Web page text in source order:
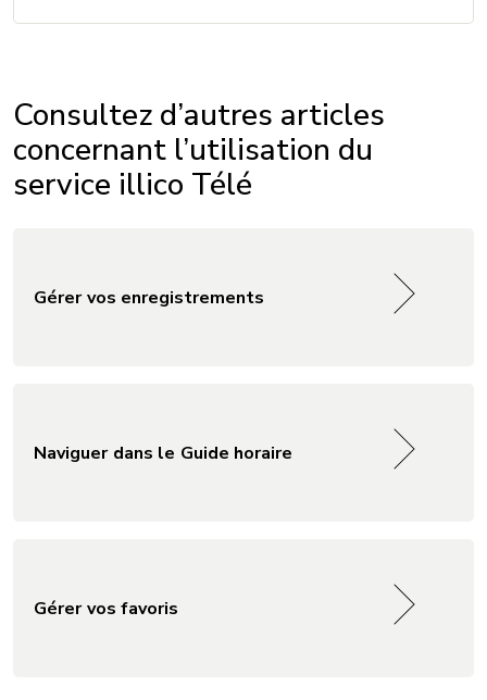
Consultez d’autres articles
concernant l’utilisation du
service illico Télé
Gérer vos enregistrements
Naviguer dans le Guide horaire
Gérer vos favoris